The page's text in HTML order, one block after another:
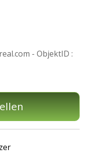
- ObjektID :